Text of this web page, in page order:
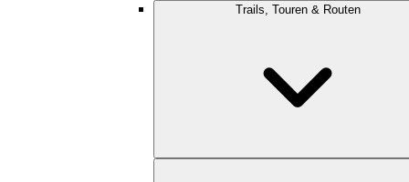
Trails, Touren & Routen